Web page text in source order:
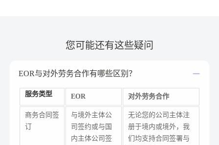
您可能还有这些疑问
EOR与对外劳务合作有哪些区别？
服务类型 EOR 对外劳务合作
商务合同签
订
与境外主体公
司签约或与国
内主体公司签
无论您的公司主体注
册于境内或境外，我
们均支持合同签署与